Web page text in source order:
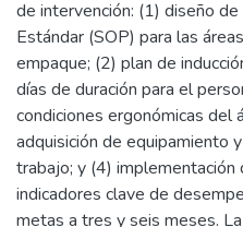
de intervención: (1) diseño
Estándar (SOP) para las
empaque; (2) plan de
días de duración para el
condiciones ergonómicas del
adquisición de equipamiento
trabajo; y (4) implementación
indicadores clave de
metas a tres y seis meses.